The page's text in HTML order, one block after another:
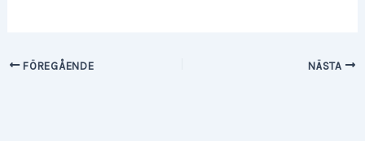
FÖREGÅENDE NÄSTA